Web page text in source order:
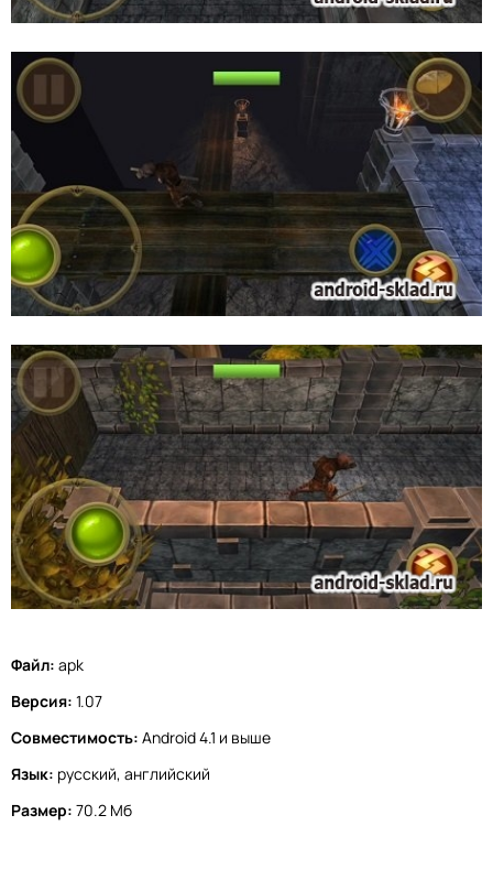
Файл: apk
Версия: 1.07
Совместимость: Android 4.1 и выше
Язык: русский, английский
Размер: 70.2 Мб